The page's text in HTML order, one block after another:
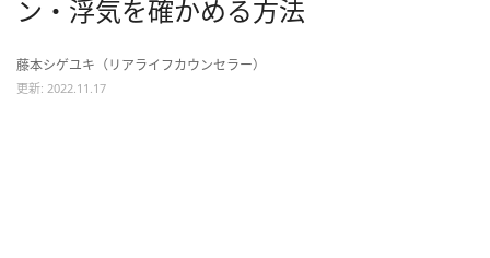
ン・浮気を確かめる方法
藤本シゲユキ（リアライフカウンセラー）
更新: 2022.11.17